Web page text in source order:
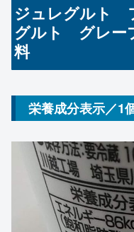
ジュレグルト
グルト グレー
料
栄養成分表示／1